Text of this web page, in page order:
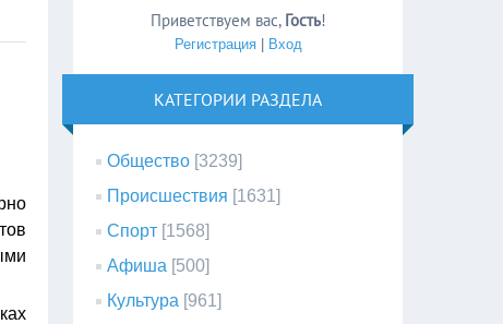
Приветствуем вас, Гость!
Регистрация| Вход
КАТЕГОРИИ РАЗДЕЛА
Общество [3239]
Происшествия [1631]
Спорт [1568]
Афиша [500]
Культура [961]